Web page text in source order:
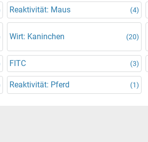
Reaktivität: Maus (4)
Wirt: Kaninchen (20)
FITC (3)
Reaktivität: Pferd (1)